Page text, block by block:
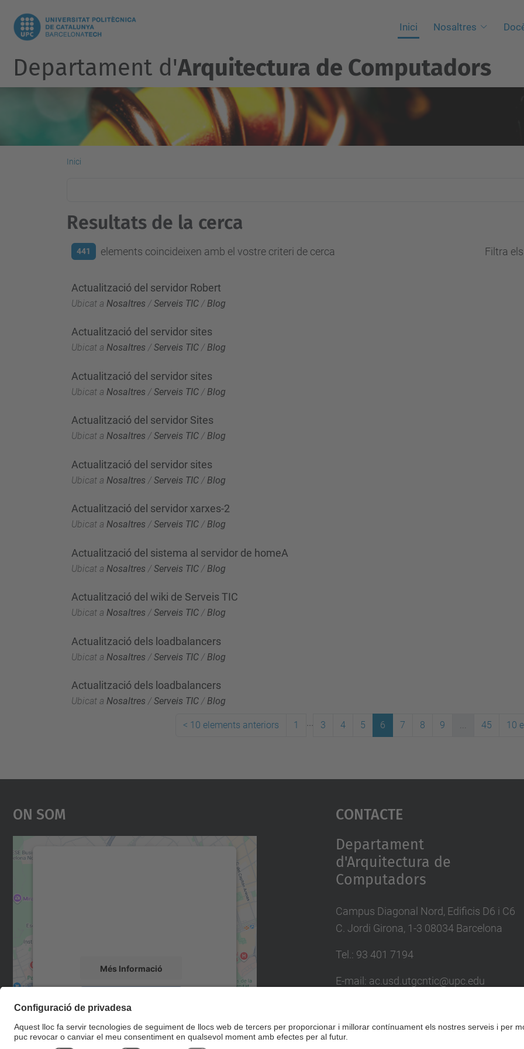
Inici Nosaltres
Departament d'Arquitectura de Computadors
Inici
Resultats de la cerca
441 elements coincideixen amb el vostre criteri de cerca Filtra
Actualització del servidor Robert
Ubicat a Nosaltres /Serveis TIC / Blog
Actualització del servidor sites
Ubicat a Nosaltres /Serveis TIC /Blog
Actualització del servidor sites
Ubicat a Nosaltres /Serveis TIC / Blog
Actualització del servidor Sites
Ubicat a Nosaltres /Serveis TIC /Blog
Actualització del servidor sites
Ubicat a Nosaltres /Serveis TIC / Blog
Actualització del servidor xarxes-2
Ubicat a Nosaltres /Serveis TIC /Blog
Actualització del sistema al servidor de homeA
Ubicat a Nosaltres /Serveis TIC / Blog
Actualització del wiki de Serveis TIC
Ubicat a Nosaltres /Serveis TIC /Blog
Actualització dels loadbalancers
Ubicat a Nosaltres /Serveis TIC / Blog
Actualització dels loadbalancers
Ubicat a Nosaltres /Serveis TIC /Blog
< 10 elements anteriors 1 3 4 5 6 7 8 9 ... 45 10
On Som
Més Informació
Management Platform
Contacte
Departament
d'Arquitectura de
Computadors
Campus Diagonal Nord, Edificis D6 i C6
C. Jordi Girona, 1-3 08034 Barcelona
Tel.: 93 401 7194
E-mail: ac.usd.utgcntic@upc.edu
Formulari de contacte